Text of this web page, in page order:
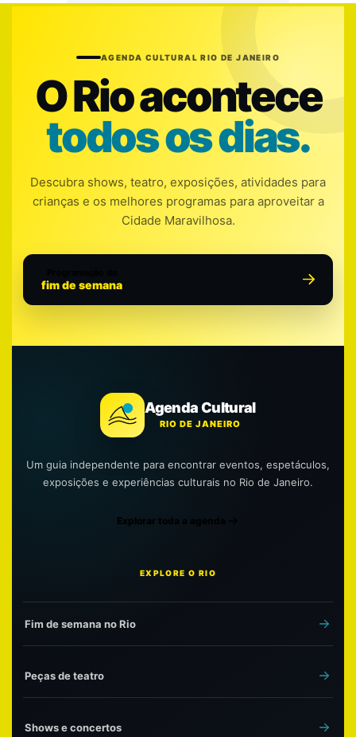
AGENDA CULTURAL RIO DE JANEIRO
O Rio acontece
todos os dias.
Descubra shows, teatro, exposições, atividades para
crianças e os melhores programas para aproveitar a
Cidade Maravilhosa.
fim de semana
Agenda Cultural
RIO DE JANEIRO
Um guia independente para encontrar eventos, espetáculos,
exposições e experiências culturais no Rio de Janeiro.
Explorar toda a agenda
EXPLORE O RIO
Fim de semana no Rio
Peças de teatro
Shows e concertos